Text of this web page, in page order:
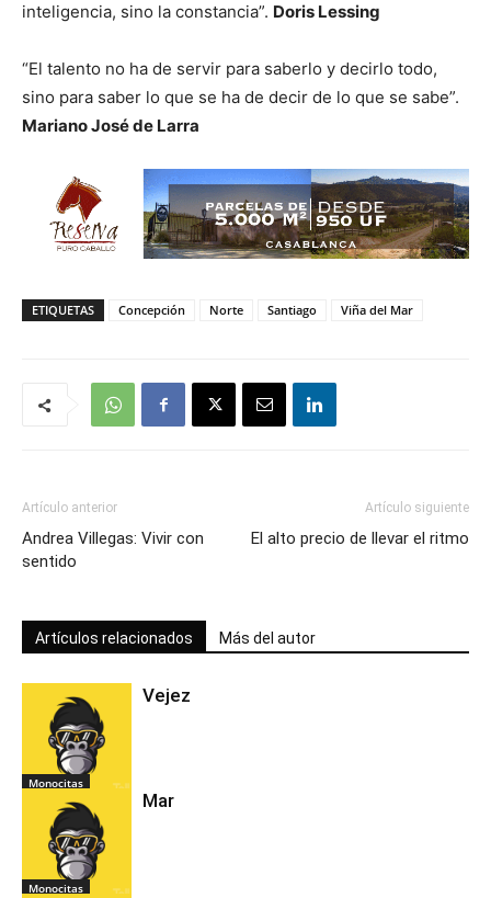
inteligencia, sino la constancia”. Doris Lessing
“El talento no ha de servir para saberlo y decirlo todo,
sino para saber lo que se ha de decir de lo que se sabe”.
Mariano José de Larra
ETIQUETAS Concepción Norte Santiago Viña del Mar
Artículo anterior
Andrea Villegas: Vivir con
sentido
Artículo siguiente
El alto precio de llevar el ritmo
Artículos relacionados Más del autor
Monocitas
Vejez
Monocitas
Mar